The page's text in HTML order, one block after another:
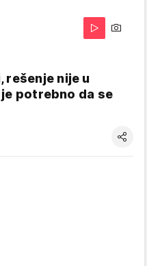
rešenje nije u
potrebno da se